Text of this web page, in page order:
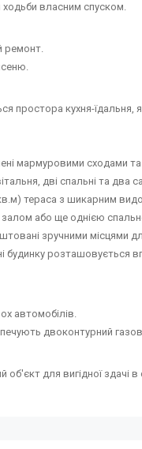
власним спуском.
ремонт.
простора кухня-
мармуровими сходами
дві спальні та два
тераса з шикарним
залом або ще однією
зручними місцями
будинку розташовується
автомобілів.
двоконтурний
об'єкт для вигідної здачі